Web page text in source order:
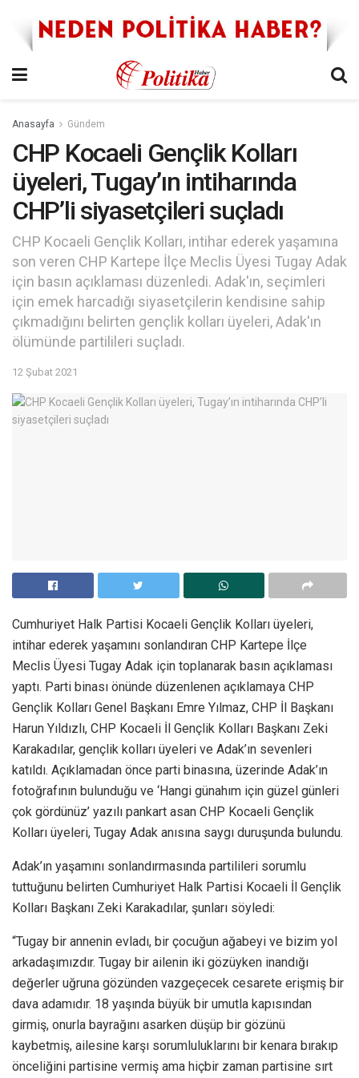
Anasayfa Gündem
CHP Kocaeli Gençlik Kolları
üyeleri, Tugay’ın intiharında
CHP’li siyasetçileri suçladı
CHP Kocaeli Gençlik Kolları, intihar ederek yaşamına
son veren CHP Kartepe İlçe Meclis Üyesi Tugay Adak
için basın açıklaması düzenledi. Adak'ın, seçimleri
için emek harcadığı siyasetçilerin kendisine sahip
çıkmadığını belirten gençlik kolları üyeleri, Adak'ın
ölümünde partilileri suçladı.
12 Şubat 2021
Cumhuriyet Halk Partisi Kocaeli Gençlik Kolları üyeleri,
intihar ederek yaşamını sonlandıran CHP Kartepe İlçe
Meclis Üyesi Tugay Adak için toplanarak basın açıklaması
yaptı. Parti binası önünde düzenlenen açıklamaya CHP
Gençlik Kolları Genel Başkanı Emre Yılmaz, CHP İl Başkanı
Harun Yıldızlı, CHP Kocaeli İl Gençlik Kolları Başkanı Zeki
Karakadılar, gençlik kolları üyeleri ve Adak’ın sevenleri
katıldı. Açıklamadan önce parti binasına, üzerinde Adak’ın
fotoğrafının bulunduğu ve ‘Hangi günahım için güzel günleri
çok gördünüz’ yazılı pankart asan CHP Kocaeli Gençlik
Kolları üyeleri, Tugay Adak anısına saygı duruşunda bulundu.
Adak’ın yaşamını sonlandırmasında partilileri sorumlu
tuttuğunu belirten Cumhuriyet Halk Partisi Kocaeli İl Gençlik
Kolları Başkanı Zeki Karakadılar, şunları söyledi:
“Tugay bir annenin evladı, bir çocuğun ağabeyi ve bizim yol
arkadaşımızdır. Tugay bir ailenin iki gözüyken inandığı
değerler uğruna gözünden vazgeçecek cesarete erişmiş bir
dava adamıdır. 18 yaşında büyük bir umutla kapısından
girmiş, onurla bayrağını asarken düşüp bir gözünü
kaybetmiş, ailesine karşı sorumluluklarını bir kenara bırakıp
önceliğini partisine vermiş ama hiçbir zaman partisine sırt